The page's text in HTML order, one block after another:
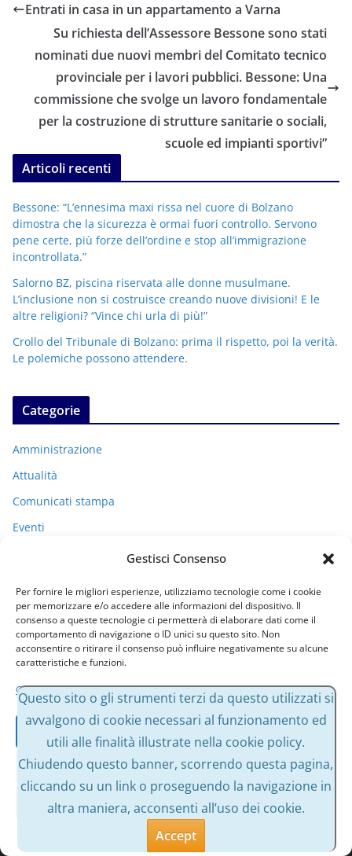
Gestisci Consenso
Per fornire le migliori esperienze, utilizziamo tecnologie come i cookie
per memorizzare e/o accedere alle informazioni del dispositivo. Il
consenso a queste tecnologie ci permetterà di elaborare dati come il
comportamento di navigazione o ID unici su questo sito. Non
acconsentire o ritirare il consenso può influire negativamente su alcune
caratteristiche e funzioni.
Gestisci servizi
Nega
Visualizza le preferenze
Cookie Policy
Entrati in casa in un appartamento a Varna
Su richiesta dell’Assessore Bessone sono stati
nominati due nuovi membri del Comitato tecnico
provinciale per i lavori pubblici. Bessone: Una
commissione che svolge un lavoro fondamentale
per la costruzione di strutture sanitarie o sociali,
scuole ed impianti sportivi”
Articoli recenti
Bessone: “L’ennesima maxi rissa nel cuore di Bolzano
dimostra che la sicurezza è ormai fuori controllo. Servono
pene certe, più forze dell’ordine e stop all’immigrazione
incontrollata.”
Salorno BZ, piscina riservata alle donne musulmane.
L’inclusione non si costruisce creando nuove divisioni! E le
altre religioni? “Vince chi urla di più!”
Crollo del Tribunale di Bolzano: prima il rispetto, poi la verità.
Le polemiche possono attendere.
Categorie
Amministrazione
Attualità
Comunicati stampa
Eventi
Uncategorized
Archivi
A
h
Copyright © 2026Massimo Bessone. Tutti i diritti riservati.
di ThemeGrill. Powered by
Questo sito o gli strumenti terzi da questo utilizzati si
avvalgono di cookie necessari al funzionamento ed
utili alle finalità illustrate nella cookie policy.
Chiudendo questo banner, scorrendo questa pagina,
cliccando su un link o proseguendo la navigazione in
altra maniera, acconsenti all’uso dei cookie.
Accept